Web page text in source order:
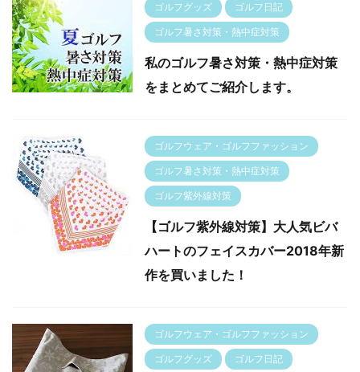
ゴルフグッズ ゴルフ日記
ゴルフ暑さ対策・熱中症対策
私のゴルフ暑さ対策・熱中症対策
をまとめてご紹介します。
ゴルフウェア・ゴルフファッション
ゴルフ暑さ対策・熱中症対策
ゴルフ紫外線対策
【ゴルフ紫外線対策】大人気ビバ
ハートのフェイスカバー2018年新
作を買いました！
ゴルフウェア・ゴルフファッション
ゴルフグッズ ゴルフ日記